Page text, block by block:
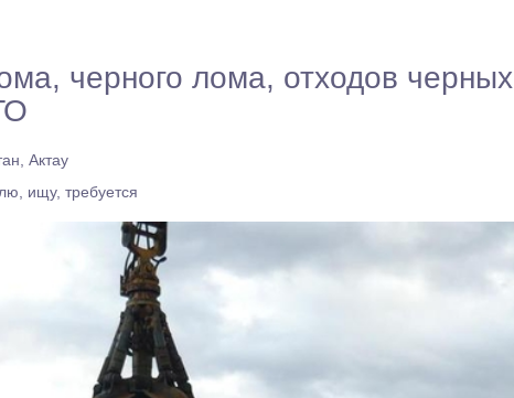
черного лома, отходов черных
Актау
ищу, требуется